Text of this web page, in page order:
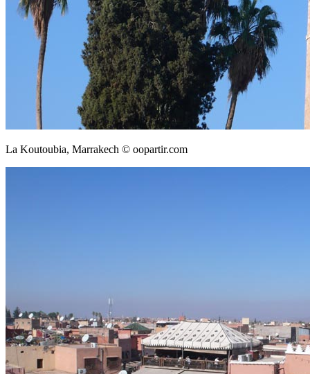
La Koutoubia, Marrakech © oopartir.com